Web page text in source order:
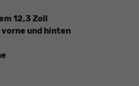
12,3 Zoll
und hinten